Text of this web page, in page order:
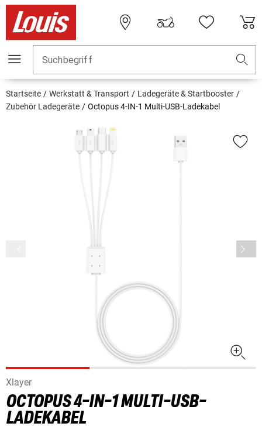
Suchbegriff
Startseite Werkstatt & Transport
Ladegeräte & Startbooster
Zubehör Ladegeräte
Octopus 4-IN-1 Multi-USB-Ladekabel
Xlayer
OCTOPUS 4-IN-1 MULTI-USB-
LADEKABEL